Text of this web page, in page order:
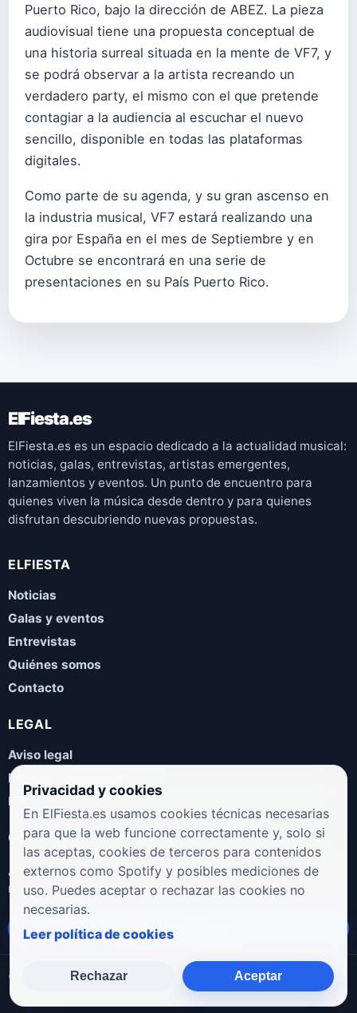
Puerto Rico, bajo la dirección de ABEZ. La pieza
audiovisual tiene una propuesta conceptual de
una historia surreal situada en la mente de VF7, y
se podrá observar a la artista recreando un
verdadero party, el mismo con el que pretende
contagiar a la audiencia al escuchar el nuevo
sencillo, disponible en todas las plataformas
digitales.
Como parte de su agenda, y su gran ascenso en
la industria musical, VF7 estará realizando una
gira por España en el mes de Septiembre y en
Octubre se encontrará en una serie de
presentaciones en su País Puerto Rico.
ElFiesta.es
ElFiesta.es es un espacio dedicado a la actualidad musical:
noticias, galas, entrevistas, artistas emergentes,
lanzamientos y eventos. Un punto de encuentro para
quienes viven la música desde dentro y para quienes
disfrutan descubriendo nuevas propuestas.
ELFIESTA
Noticias
Galas y eventos
Entrevistas
Quiénes somos
Contacto
LEGAL
Aviso legal
Política de privacidad
Política de cookies
COLABORA
¿Eres artista, manager, sello o promotor? Envíanos tus
novedades, galas, entrevistas o propuestas musicales.
Enviar propuesta
© 2026 ElFiesta.es Noticias · Galas · Entrevistas · Música
Privacidad y cookies
En ElFiesta.es usamos cookies técnicas necesarias
para que la web funcione correctamente y, solo si
las aceptas, cookies de terceros para contenidos
externos como Spotify y posibles mediciones de
uso. Puedes aceptar o rechazar las cookies no
necesarias.
Leer política de cookies
Rechazar Aceptar